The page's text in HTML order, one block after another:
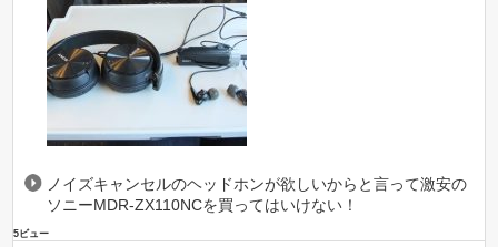
ノイズキャンセルのヘッドホンが欲しいからと言って激安の
ソニーMDR-ZX110NCを買ってはいけない！
5ビュー